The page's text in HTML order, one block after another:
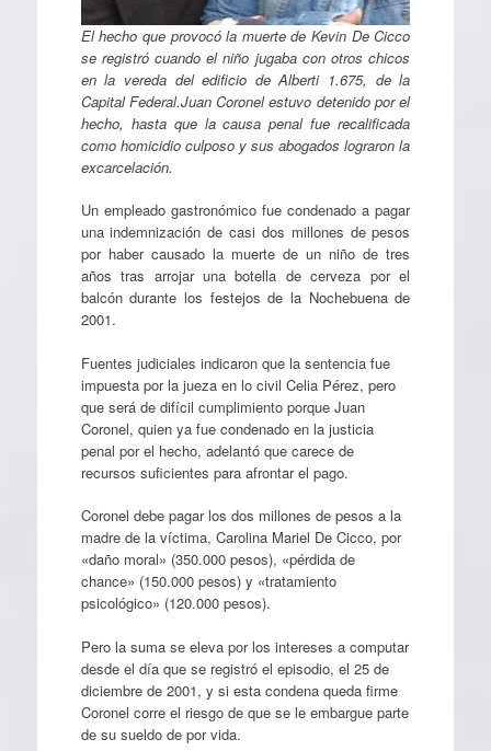
El hecho que provocó la muerte de Kevin De Cicco
se registró cuando el niño jugaba con otros chicos
en la vereda del edificio de Alberti 1.675, de la
Capital Federal.Juan Coronel estuvo detenido por el
hecho, hasta que la causa penal fue recalificada
como homicidio culposo y sus abogados lograron la
excarcelación.
Un empleado gastronómico fue condenado a pagar
una indemnización de casi dos millones de pesos
por haber causado la muerte de un niño de tres
años tras arrojar una botella de cerveza por el
balcón durante los festejos de la Nochebuena de
2001.
Fuentes judiciales indicaron que la sentencia fue
impuesta por la jueza en lo civil Celia Pérez, pero
que será de difícil cumplimiento porque Juan
Coronel, quien ya fue condenado en la justicia
penal por el hecho, adelantó que carece de
recursos suficientes para afrontar el pago.
Coronel debe pagar los dos millones de pesos a la
madre de la víctima, Carolina Mariel De Cicco, por
«daño moral» (350.000 pesos), «pérdida de
chance» (150.000 pesos) y «tratamiento
psicológico» (120.000 pesos).
Pero la suma se eleva por los intereses a computar
desde el día que se registró el episodio, el 25 de
diciembre de 2001, y si esta condena queda firme
Coronel corre el riesgo de que se le embargue parte
de su sueldo de por vida.